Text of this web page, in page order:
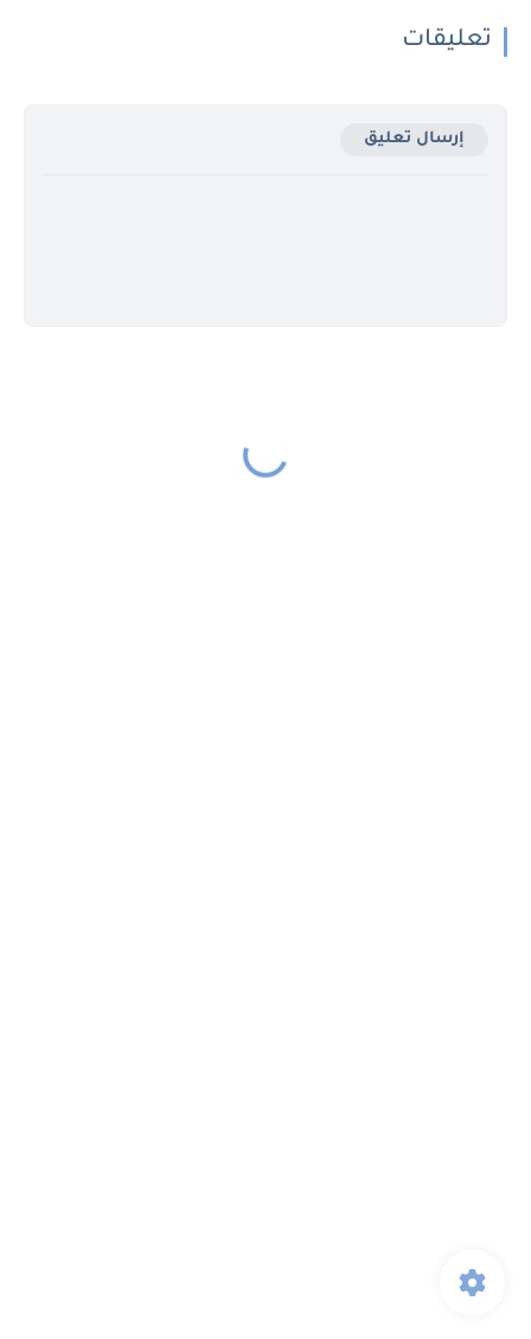
تعليقات
إرسال تعليق